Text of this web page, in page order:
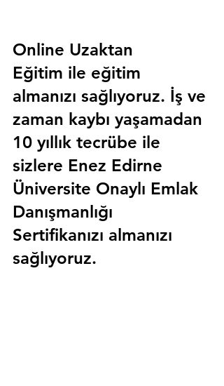
Online Uzaktan
Eğitim ile eğitim
almanızı sağlıyoruz. İş ve
zaman kaybı yaşamadan
10 yıllık tecrübe ile
sizlere Enez Edirne
Üniversite Onaylı Emlak
Danışmanlığı
Sertifikanızı almanızı
sağlıyoruz.